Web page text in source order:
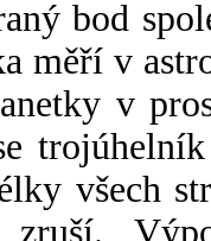
bod
měří v
v
všech
zruší.